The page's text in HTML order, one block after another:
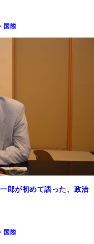
国際
郎が初めて語った、政治
国際